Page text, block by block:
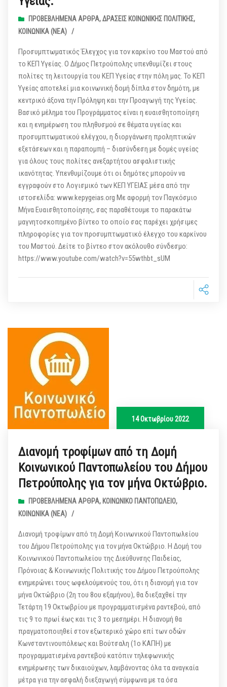
ΠΡΟΒΕΒΛΗΜΈΝΑ ΆΡΘΡΑ,ΔΡΆΣΕΙΣ ΚΟΙΝΩΝΙΚΉΣ ΠΟΛΙΤΙΚΉΣ,
ΚΟΙΝΩΝΙΚΆ (ΝΕΑ) /
Προσυμπτωματικός Έλεγχος για τον καρκίνο του Μαστού από
το ΚΕΠ Υγείας. Ο Δήμος Πετρούπολης υπενθυμίζει στους
πολίτες τη λειτουργία του ΚΕΠ Υγείας στην πόλη μας. Το ΚΕΠ
Υγείας αποτελεί μια κοινωνική δομή δίπλα στον δημότη, με
κεντρικό άξονα την Πρόληψη και την Προαγωγή της Υγείας.
Βασικό μέλημα του Προγράμματος είναι η ευαισθητοποίηση
και η ενημέρωση του πληθυσμού σε θέματα υγείας και
προσυμπτωματικού ελέγχου, η διοργάνωση προληπτικών
εξετάσεων και η παραπομπή – διασύνδεση με δομές υγείας
για όλους τους πολίτες ανεξαρτήτου ασφαλιστικής
ικανότητας. Υπενθυμίζουμε ότι οι δημότες μπορούν να
εγγραφούν στο Λογισμικό των ΚΕΠ ΥΓΕΙΑΣ μέσα από την
ιστοσελίδα: www.kepygeias.org Με αφορμή τον Παγκόσμιο
Μήνα Ευαισθητοποίησης, σας παραθέτουμε το παρακάτω
μαγνητοσκοπημένο βίντεο το οποίο σας παρέχει χρήσιμες
πληροφορίες για τον προσυμπτωματικό έλεγχο του καρκίνου
του Μαστού. Δείτε το βίντεο στον ακόλουθο σύνδεσμο:
https://www.youtube.com/watch?v=55wthbt_sUM
14 Οκτωβρίου 2022
Διανομή τροφίμων από τη Δομή
Κοινωνικού Παντοπωλείου του Δήμου
Πετρούπολης για τον μήνα Οκτώβριο.
ΠΡΟΒΕΒΛΗΜΈΝΑ ΆΡΘΡΑ, ΚΟΙΝΩΝΙΚΌ ΠΑΝΤΟΠΩΛΕΊΟ,
ΚΟΙΝΩΝΙΚΆ (ΝΕΑ) /
Διανομή τροφίμων από τη Δομή Κοινωνικού Παντοπωλείου
του Δήμου Πετρούπολης για τον μήνα Οκτώβριο. Η Δομή του
Κοινωνικού Παντοπωλείου της Διεύθυνσης Παιδείας,
Πρόνοιας & Κοινωνικής Πολιτικής του Δήμου Πετρούπολης
ενημερώνει τους ωφελούμενούς του, ότι η διανομή για τον
μήνα Οκτώβριο (2η του 8ου εξαμήνου), θα διεξαχθεί την
Τετάρτη 19 Οκτωβρίου με προγραμματισμένα ραντεβού, από
τις 9 το πρωί έως και τις 3 το μεσημέρι. Η διανομή θα
πραγματοποιηθεί στον εξωτερικό χώρο επί των οδών
Κωνσταντινουπόλεως και Βούτσαλη (1ο ΚΑΠΗ) με
προγραμματισμένα ραντεβού κατόπιν τηλεφωνικής
ενημέρωσης των δικαιούχων, λαμβάνοντας όλα τα αναγκαία
μέτρα για την ασφαλή διεξαγωγή σύμφωνα με τα όσα